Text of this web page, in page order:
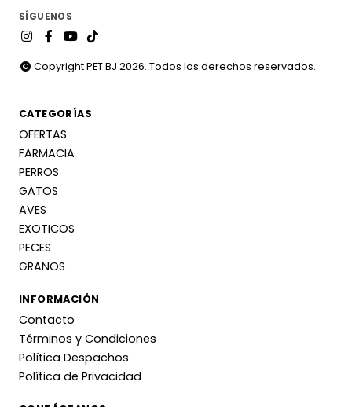
SÍGUENOS
Copyright PET BJ 2026. Todos los derechos reservados.
CATEGORÍAS
OFERTAS
FARMACIA
PERROS
GATOS
AVES
EXOTICOS
PECES
GRANOS
INFORMACIÓN
Contacto
Términos y Condiciones
Política Despachos
Política de Privacidad